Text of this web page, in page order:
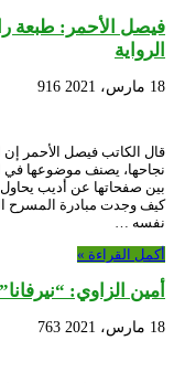
فيصل الأحمر: طبعة
الرواية
18 مارس، 2021 916
قال الكاتب فيصل الأحمر إن
نجاحها، يصنف موضوعها
بين صفحاتها عن أديب
كيف وجدت مبادرة المسرح
نفسه …
أكمل القراءة »
أمين الزاوي:
18 مارس، 2021 763